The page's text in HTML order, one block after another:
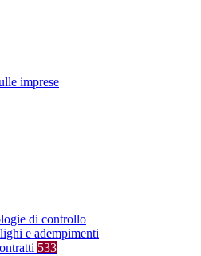
imprese
di controllo
e adempimenti
533